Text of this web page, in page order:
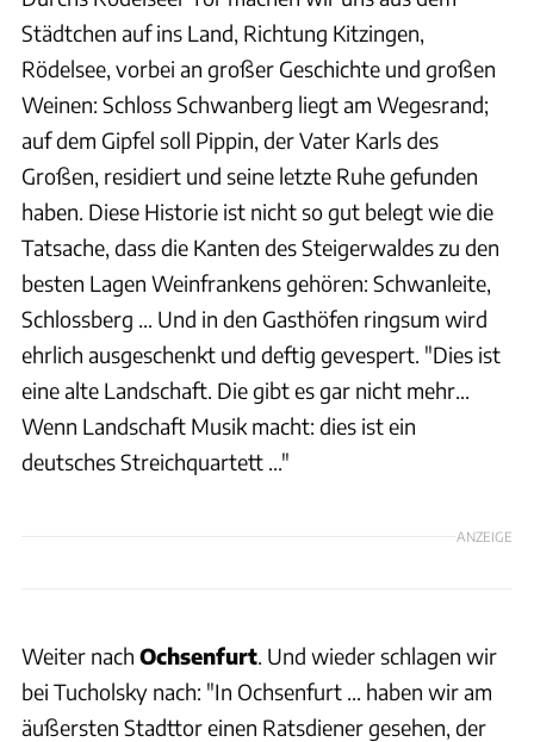
Städtchen auf ins Land, Richtung Kitzingen,
Rödelsee, vorbei an großer Geschichte und großen
Weinen: Schloss Schwanberg liegt am Wegesrand;
auf dem Gipfel soll Pippin, der Vater Karls des
Großen, residiert und seine letzte Ruhe gefunden
haben. Diese Historie ist nicht so gut belegt wie die
Tatsache, dass die Kanten des Steigerwaldes zu den
besten Lagen Weinfrankens gehören: Schwanleite,
Schlossberg ... Und in den Gasthöfen ringsum wird
ehrlich ausgeschenkt und deftig gevespert. "Dies ist
eine alte Landschaft. Die gibt es gar nicht mehr...
Wenn Landschaft Musik macht: dies ist ein
deutsches Streichquartett ..."
ANZEIGE
Weiter nach Ochsenfurt . Und wieder schlagen wir
bei Tucholsky nach: "In Ochsenfurt ... haben wir am
äußersten Stadttor einen Ratsdiener gesehen, der